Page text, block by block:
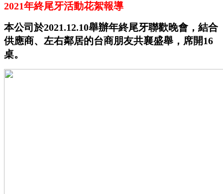
2021年終尾牙活動花絮報導
本公司於2021.12.10舉辦年終尾牙聯歡晚會，結合
供應商、左右鄰居的台商朋友共襄盛舉，席開16
桌。